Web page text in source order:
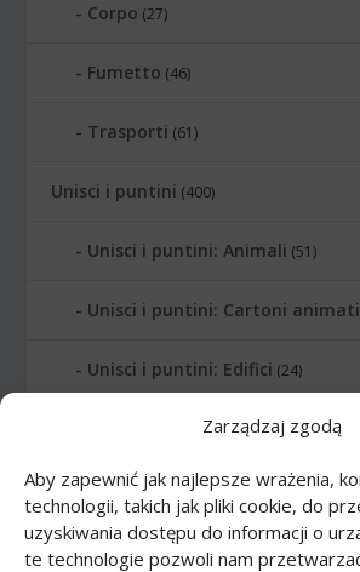
Zarządzaj zgodą
Aby zapewnić jak najlepsze wrażenia,
technologii, takich jak pliki cookie, do
uzyskiwania dostępu do informacji o
te technologie pozwoli nam
Corpo (27)
Fumetto (46)
Trasporti (61)
Unisci i puntini (400)
Unisci i puntini: Animali (51)
Unisci i puntini: Cartoni animati
Unisci i puntini: Edifici (24)
Unisci i puntini: Lettere (6)
Unisci i puntini: Numerati(12)
Unisci i puntini: Pianeti (10)